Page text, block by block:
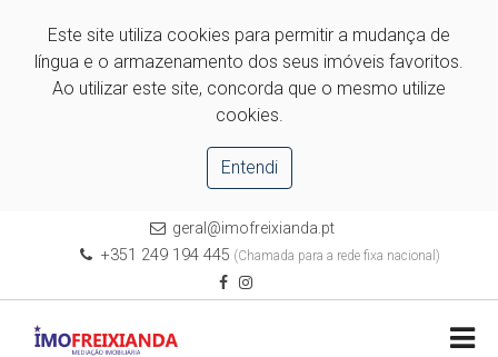
Este site utiliza cookies para permitir a mudança de
língua e o armazenamento dos seus imóveis favoritos.
Ao utilizar este site, concorda que o mesmo utilize
cookies.
Entendi
geral@imofreixianda.pt
+351 249 194 445 (Chamada para a rede fixa nacional)